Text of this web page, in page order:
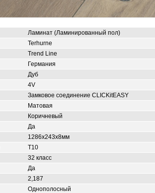
Ламинат (Ламинированный пол)
Terhurne
Trend Line
Германия
Дуб
4V
Замковое соединение CLICKitEASY
Матовая
Коричневый
Да
1286х243х8мм
T10
32 класс
Да
2,187
Однополосный